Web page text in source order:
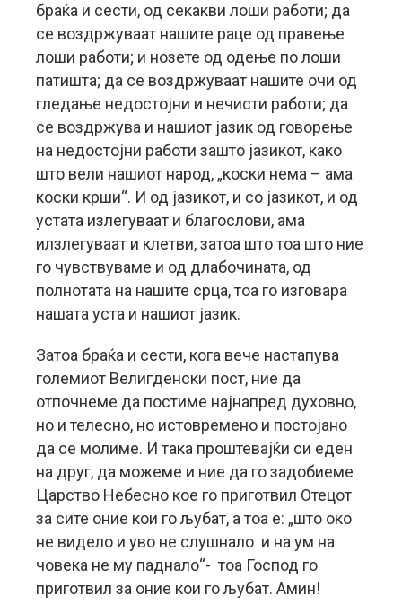
браќа и сести, од секакви лоши работи; да
се воздржуваат нашите раце од правење
лоши работи; и нозете од одење по лоши
патишта; да се воздржуваат нашите очи од
гледање недостојни и нечисти работи; да
се воздржува и нашиот јазик од говорење
на недостојни работи зашто јазикот, како
што вели нашиот народ, „коски нема – ама
коски крши“. И од јазикот, и со јазикот, и од
устата излегуваат и благослови, ама
илзлегуваат и клетви, затоа што тоа што ние
го чувствуваме и од длабочината, од
полнотата на нашите срца, тоа го изговара
нашата уста и нашиот јазик.
Затоа браќа и сести, кога вече настапува
големиот Велигденски пост, ние да
отпочнеме да постиме најнапред духовно,
но и телесно, но истовремено и постојано
да се молиме. И така проштевајќи си еден
на друг, да можеме и ние да го задобиеме
Царство Небесно кое го приготвил Отецот
за сите оние кои го љубат, а тоа е: „што око
не видело и уво не слушнало и на ум на
човека не му паднало“- тоа Господ го
приготвил за оние кои го љубат. Амин!